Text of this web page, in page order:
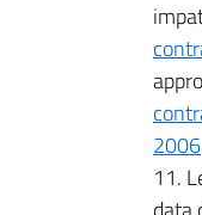
2006
11.